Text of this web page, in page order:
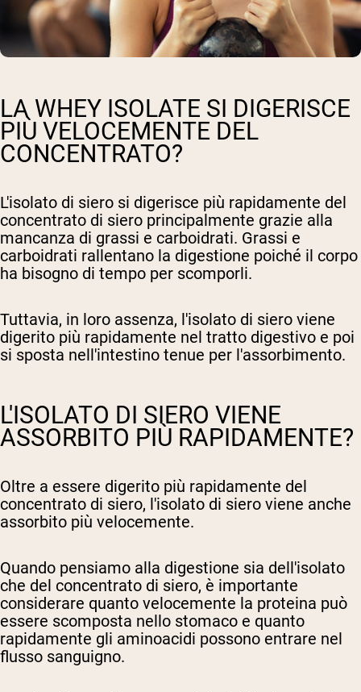
LA WHEY ISOLATE SI DIGERISCE
PIÙ VELOCEMENTE DEL
CONCENTRATO?
L'isolato di siero si digerisce più rapidamente del
concentrato di siero principalmente grazie alla
mancanza di grassi e carboidrati. Grassi e
carboidrati rallentano la digestione poiché il corpo
ha bisogno di tempo per scomporli.
Tuttavia, in loro assenza, l'isolato di siero viene
digerito più rapidamente nel tratto digestivo e poi
si sposta nell'intestino tenue per l'assorbimento.
L'ISOLATO DI SIERO VIENE
ASSORBITO PIÙ RAPIDAMENTE?
Oltre a essere digerito più rapidamente del
concentrato di siero, l'isolato di siero viene anche
assorbito più velocemente.
Quando pensiamo alla digestione sia dell'isolato
che del concentrato di siero, è importante
considerare quanto velocemente la proteina può
essere scomposta nello stomaco e quanto
rapidamente gli aminoacidi possono entrare nel
flusso sanguigno.